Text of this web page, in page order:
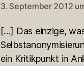
3. September 2012
[…] Das einzige,
ein Kritikpunkt in